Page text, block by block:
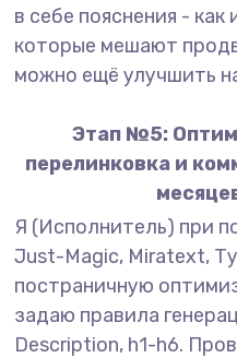
в себе пояснения -
которые мешают
можно ещё улучшить
Этап №5:
перелинковка и
Я (Исполнитель) при
Just-Magic, Miratext,
постраничную
задаю правила
Description, h1-h6.